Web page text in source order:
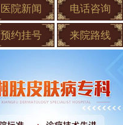
医院新闻 电话咨询
预约挂号 来院路线